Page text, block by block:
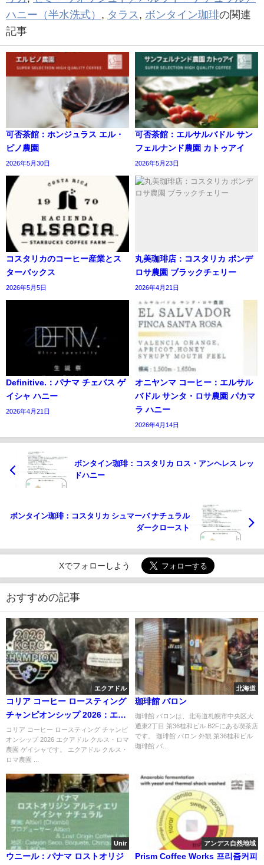
ハニー（半水洗式） , タラス , ボンタイン珈琲の関連
記事
可否茶館：ホンジュラス エル・
ピノ農園
2026年5月30日
可否茶館：エルサルバドル サン
フェルナンド農園 カトゥアイ
2026年5月23日
コスタリカのコーヒー産業とス
ターバックス
2026年5月5日
丸美珈琲店：コスタリカ ポンデ
ロサ農園 ブラックチェリー
2026年4月21日
Definitive.：パナマ チェバス ゲ
イシャ ハニー
2026年4月21日
オニヤンマ コーヒー：エルサル
バドル サンタ・ロサ農園 パカマ
ラ ハニー
2026年4月14日
ボンタイン珈琲：コスタリカ ロス・アンヘレス レッ
ドハニー
ボンタイン珈琲：コスタリカ シュマーバ ナチュラル
ダークロースト
Xでフォローしよう
おすすめの記事
エクアドル
コリア コーヒー ロースティング
チャンピオンシップ 2026：エク
アドル クルス・ロマ農園 ゲイシ
ャ
コリア コーヒー ロースティング チャンピ
オンシップ 2026 エクアドル クルス・ロマ
農園 ゲイシャです。 エクアドル クルス・
ロマ農園 ...
北海道
珈琲館 バロン
珈琲館 バロンは、北海道札幌市中央区大
通東2丁目 第36桂和ビル B2Fにある喫茶店
です。 珈琲館 バロン 外観 第36桂和ビル
珈琲館 バ...
Unir
ウニール：パナマ ロストオリジ
アンデス自然地域
Prism Coffee Works 프리즘커피